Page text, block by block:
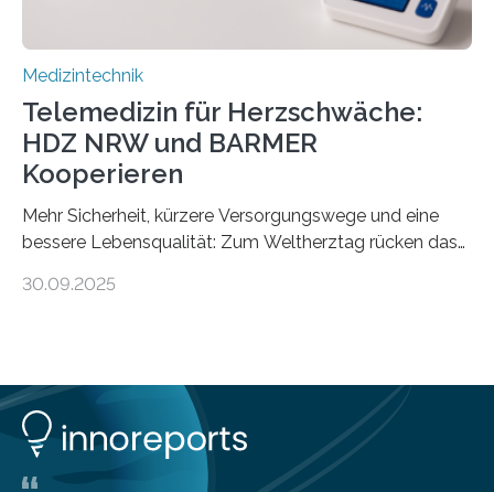
Medizintechnik
Telemedizin für Herzschwäche:
HDZ NRW und BARMER
Kooperieren
Mehr Sicherheit, kürzere Versorgungswege und eine
bessere Lebensqualität: Zum Weltherztag rücken das
Oeynhausen, und die BARMER die Bedürfnisse von
Rund vier Millionen Menschen in Deutschland leiden an
behandlungsbedürftiger Herzschwäche
(Herzinsuffizienz). Als chronische und fortschreitende
Herzerkrankung ist diese mit einer zunehmenden
30.09.2025